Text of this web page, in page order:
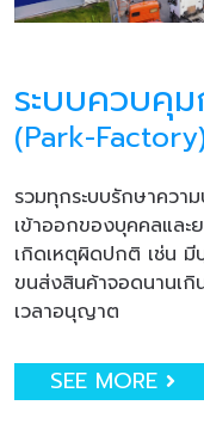
ระบบควบคุม
(Park-
รวมทุกระบบรักษาคว
เข้าออกของบุคคลและ
เกิดเหตุผิดปกติ เช่น มี
ขนส่งสินค้าจอดนานเ
เวลาอนุญาต
SEE MORE